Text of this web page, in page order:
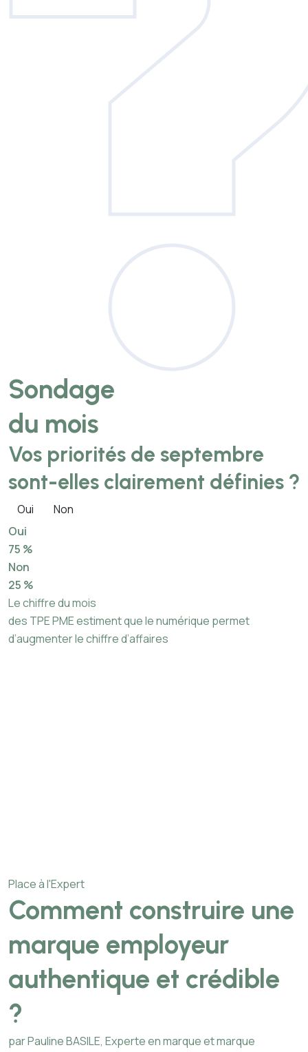
Sondage
du mois
Vos priorités de septembre
sont-elles clairement définies ?
Oui
Non
Oui
75 %
Non
25 %
Le chiffre du mois
des TPE PME estiment que le numérique permet
d’augmenter le chiffre d’affaires
Place à l'Expert
Comment construire une
marque employeur
authentique et crédible
?
par Pauline BASILE, Experte en marque et marque